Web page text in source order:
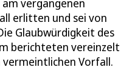
am vergangenen
erlitten und sei von
Glaubwürdigkeit des
berichteten vereinzelt
Vorfall.